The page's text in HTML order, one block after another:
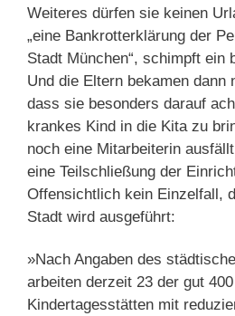
Weiteres dürfen sie keinen
„eine Bankrotterklärung der
Stadt München“, schimpft ein
Und die Eltern bekamen dann
dass sie besonders darauf
krankes Kind in die Kita zu
noch eine Mitarbeiterin
eine Teilschließung der
Offensichtlich kein Einzelfall,
Stadt wird ausgeführt:
»Nach Angaben des
arbeiten derzeit 23 der gut
Kindertagesstätten mit